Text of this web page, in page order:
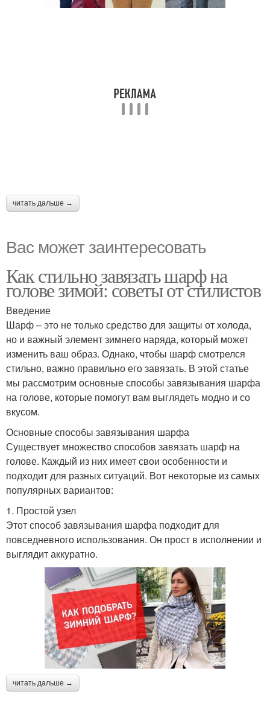
читать дальше →
Вас может заинтересовать
Как стильно завязать шарф на
голове зимой: советы от стилистов
Введение
Шарф – это не только средство для защиты от холода,
но и важный элемент зимнего наряда, который может
изменить ваш образ. Однако, чтобы шарф смотрелся
стильно, важно правильно его завязать. В этой статье
мы рассмотрим основные способы завязывания шарфа
на голове, которые помогут вам выглядеть модно и со
вкусом.
Основные способы завязывания шарфа
Существует множество способов завязать шарф на
голове. Каждый из них имеет свои особенности и
подходит для разных ситуаций. Вот некоторые из самых
популярных вариантов:
1. Простой узел
Этот способ завязывания шарфа подходит для
повседневного использования. Он прост в исполнении и
выглядит аккуратно.
читать дальше →